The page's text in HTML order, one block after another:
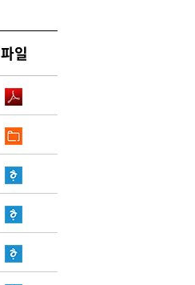
파일